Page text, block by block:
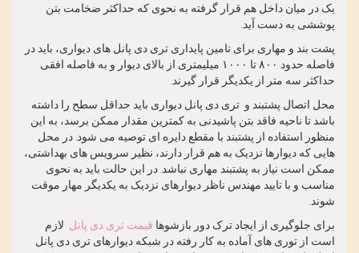
یک در میان داخل هم قرار گرفته به نحوی که حداکثر ضخامت بتن
پوششی به دست آید.
پشت بند و مهاری برای تامین پایداری تری دی پانل های دیواری، باید در
فاصله حدود ۸۰۰ تا ۱۰۰۰ میلیمتری از بالای دیوار و به فاصله افقی
حداکثر سه متر از یکدیگر قرار گیرند.
محل اتصال پشتبند و تری دی پانل دیواری باید حداقل سطح را داشته
باشد تا ناحیه فاقد بتن پاشیدنی به کمترین مقدار ممکن برسد، به این
منظور استفاده از پشتبند با مقطع دایره ای توصیه می شود. در محل
هایی که دیوارها نزدیک به هم قرار دارند، نظیر سرویس های بهداشتی،
ممکن است نیاز به پشتبند مهاری نباشد. در این حالت باید به نحوی
مناسب و با تایید مهندس ناظر دیوارهای نزدیک به یکدیگر مهار موقت
شوند.
برای جلوگیری از ایجاد ترک دور بازشوها قیمت تری دی پانل لازم
است از توری های آماده به کار رفته در شبکه دیوارهای تری دی پانل